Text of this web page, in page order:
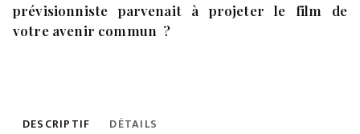
prévisionniste parvenait à projeter le film de
votre avenir commun ?
DESCRIPTIF DÉTAILS